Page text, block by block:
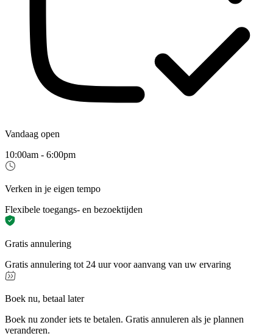
Vandaag open
10:00am - 6:00pm
Verken in je eigen tempo
Flexibele toegangs- en bezoektijden
Gratis annulering
Gratis annulering tot 24 uur voor aanvang van uw ervaring
Boek nu, betaal later
Boek nu zonder iets te betalen. Gratis annuleren als je plannen
veranderen.